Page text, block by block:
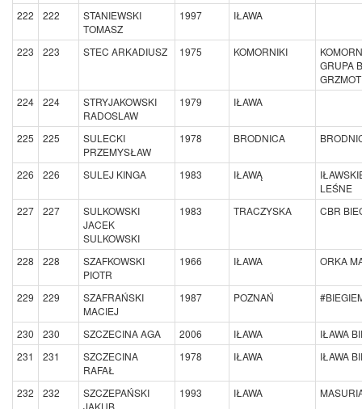
222 222
STANIEWSKI
TOMASZ
1997 IŁAWA
223 223 STEC ARKADIUSZ 1975 KOMORNIKI
GRUPA
GRZMOT
224
224
STRYJAKOWSKI
RADOSLAW
1979 IŁAWA
225 225
SULECKI
PRZEMYSŁAW
1978 BRODNICA
226 226 SULEJ KINGA 1983 IŁAWĄ
LEŚNE
227
227
SULKOWSKI
JACEK
SULKOWSKI
1983 TRACZYSKA CBR
228 228
SZAFKOWSKI
PIOTR
1966 IŁAWA ORKA
229 229
SZAFRAŃSKI
MACIEJ
1987 POZNAŃ
230 230 SZCZECINA AGA 2006 IŁAWA
IŁAWA
231
231
SZCZECINA
RAFAŁ
1978 IŁAWA IŁAWA
232 232
SZCZEPAŃSKI
JAKUB
1993 IŁAWA